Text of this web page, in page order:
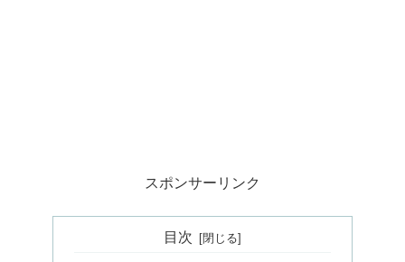
スポンサーリンク
目次